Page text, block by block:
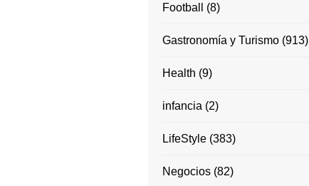
Football (8)
Gastronomía y Turismo (913)
Health (9)
infancia (2)
LifeStyle (383)
Negocios (82)